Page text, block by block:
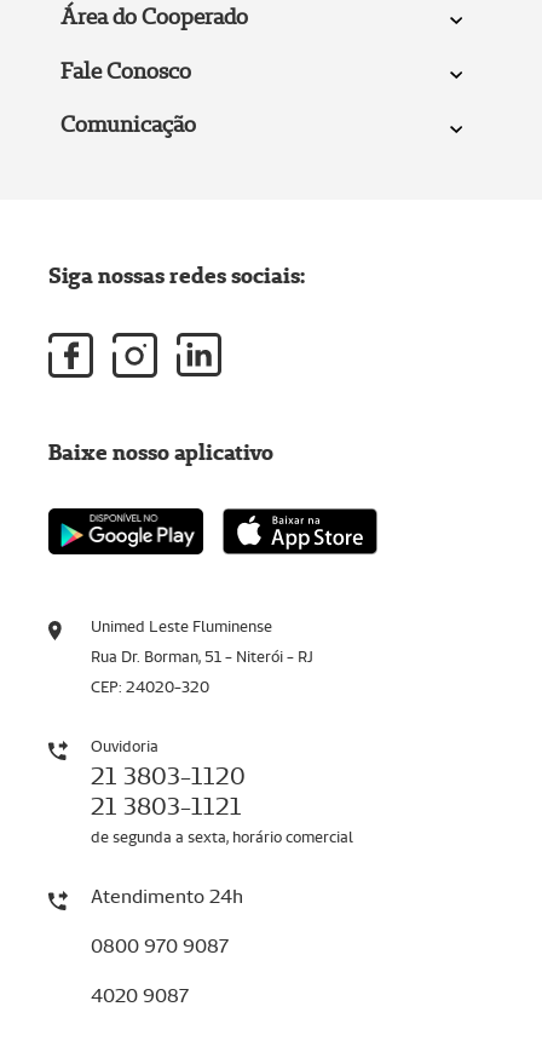
Área do Cooperado
Fale Conosco
Comunicação
Unimed Leste Fluminense
Rua Dr. Borman, 51 - Niterói - RJ
CEP: 24020-320
Ouvidoria
21 3803-1120
21 3803-1121
de segunda a sexta, horário comercial
Atendimento 24h
0800 970 9087
4020 9087
Siga nossas redes sociais:
Baixe nosso aplicativo